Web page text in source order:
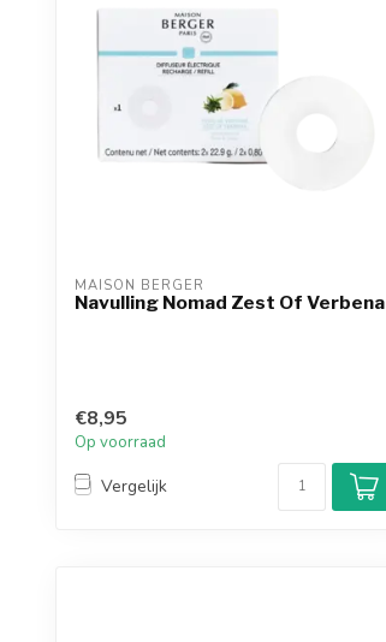
MAISON BERGER
Navulling Nomad Zest Of Verbena
€8,95
Op voorraad
Vergelijk